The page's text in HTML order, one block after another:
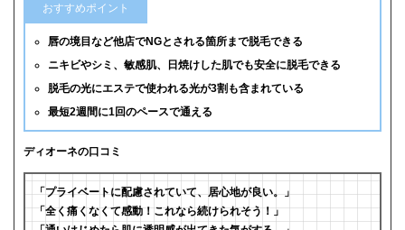
おすすめポイント
唇の境目など他店でNGとされる箇所まで脱毛できる
ニキビやシミ、敏感肌、日焼けした肌でも安全に脱毛できる
脱毛の光にエステで使われる光が3割も含まれている
最短2週間に1回のペースで通える
ディオーネの口コミ
「プライベートに配慮されていて、居心地が良い。」
「全く痛くなくて感動！これなら続けられそう！」